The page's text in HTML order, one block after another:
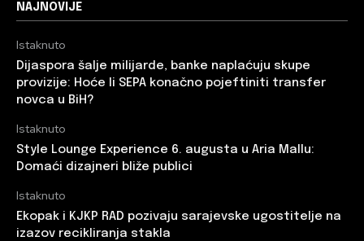
NAJNOVIJE
Istaknuto
Dijaspora šalje milijarde, banke naplaćuju skupe
provizije: Hoće li SEPA konačno pojeftiniti transfer
novca u BiH?
Istaknuto
Style Lounge Experience 6. augusta u Aria Mallu:
Domaći dizajneri bliže publici
Istaknuto
Ekopak i KJKP RAD pozivaju sarajevske ugostitelje na
izazov recikliranja stakla